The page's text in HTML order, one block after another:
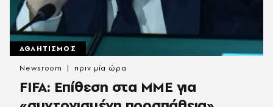
ΑΘΛΗΤΙΣΜΟΣ
FIFA: Επίθεση στα ΜΜΕ για
Newsroom πριν μία ώρα